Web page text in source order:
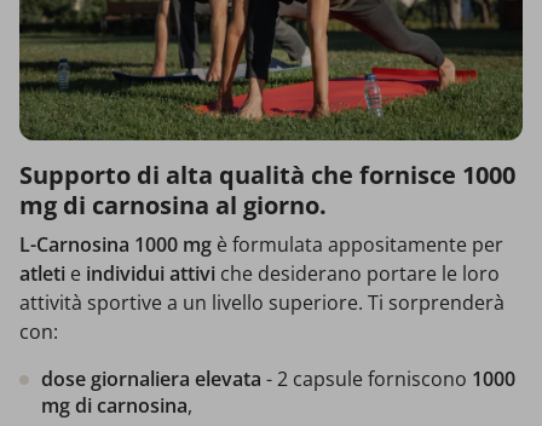
Supporto di alta qualità che fornisce 1000
mg di carnosina al giorno.
L-Carnosina 1000 mg è formulata appositamente per
atleti e individui attivi che desiderano portare le loro
attività sportive a un livello superiore. Ti sorprenderà
con:
dose giornaliera elevata - 2 capsule forniscono 1000
mg di carnosina,